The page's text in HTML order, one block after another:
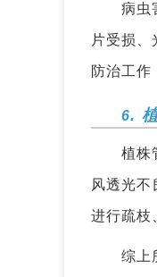
病虫害
片受损
防治工作
6.
植株管
风透光
进行疏枝
综上所